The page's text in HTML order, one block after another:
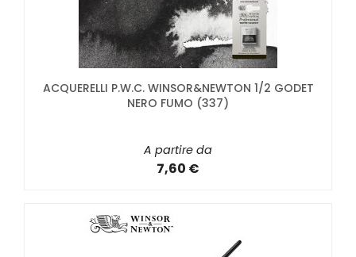
ACQUERELLI P.W.C. WINSOR&NEWTON 1/2 GODET
NERO FUMO (337)
A partire da
7,60 €